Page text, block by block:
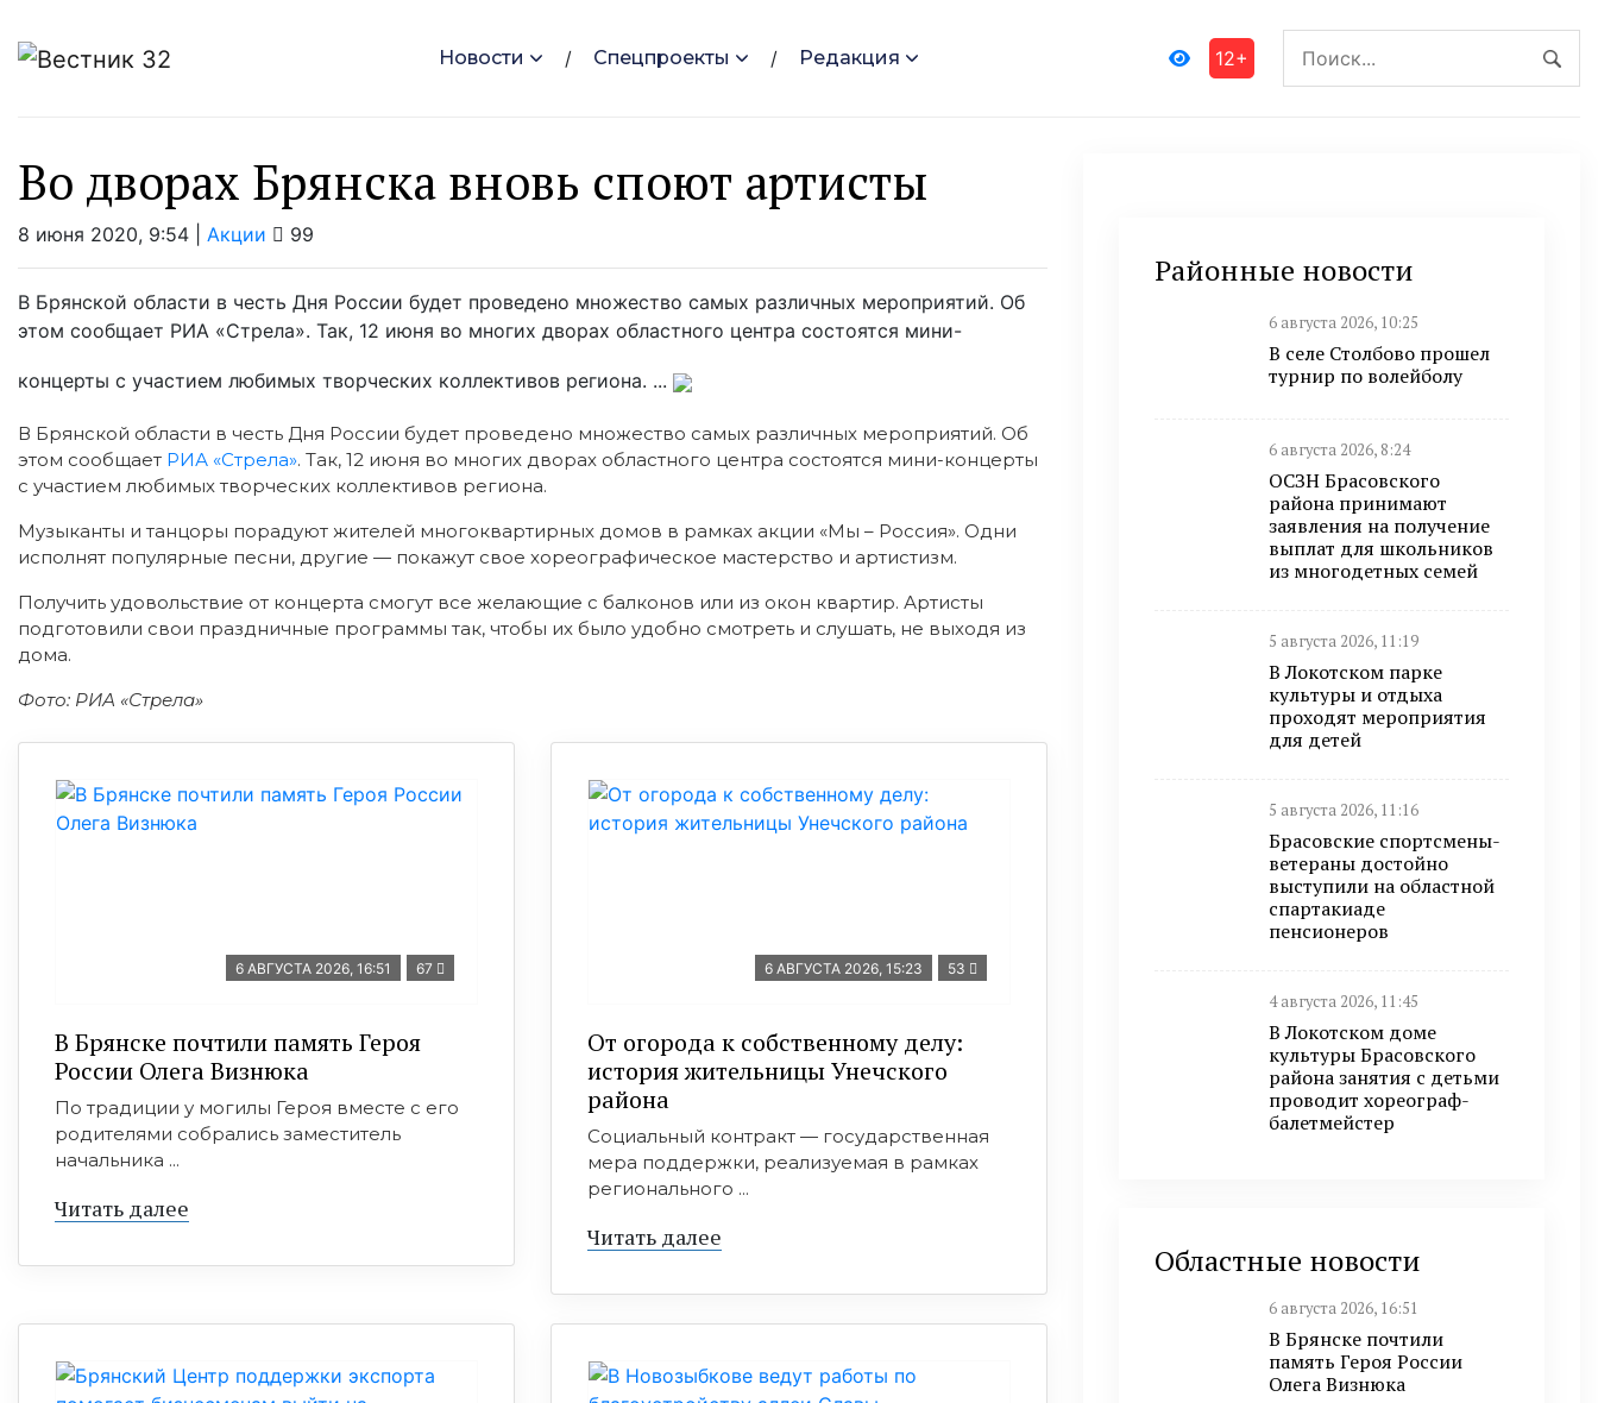
Новости Спецпроекты Редакция 12+
Во дворах Брянска вновь споют артисты
8 июня 2020, 9:54 | Акции 99
В Брянской области в честь Дня России будет проведено множество самых различных мероприятий. Об
этом сообщает РИА «Стрела». Так, 12 июня во многих дворах областного центра состоятся мини-
концерты с участием любимых творческих коллективов региона. ...
В Брянской области в честь Дня России будет проведено множество самых различных мероприятий. Об
этом сообщает РИА «Стрела». Так, 12 июня во многих дворах областного центра состоятся мини-концерты
с участием любимых творческих коллективов региона.
Музыканты и танцоры порадуют жителей многоквартирных домов в рамках акции «Мы – Россия». Одни
исполнят популярные песни, другие — покажут свое хореографическое мастерство и артистизм.
Получить удовольствие от концерта смогут все желающие с балконов или из окон квартир. Артисты
подготовили свои праздничные программы так, чтобы их было удобно смотреть и слушать, не выходя из
дома.
Фото: РИА «Стрела»
6 АВГУСТА 2026, 16:51 67
В Брянске почтили память Героя
России Олега Визнюка
По традиции у могилы Героя вместе с его
родителями собрались заместитель
начальника ...
Читать далее
6 АВГУСТА 2026, 15:23 53
От огорода к собственному делу:
история жительницы Унечского
района
Социальный контракт — государственная
мера поддержки, реализуемая в рамках
регионального ...
Читать далее
Районные новости
6 августа 2026, 10:25
В селе Столбово прошел
турнир по волейболу
6 августа 2026, 8:24
ОСЗН Брасовского
района принимают
заявления на получение
выплат для школьников
из многодетных семей
5 августа 2026, 11:19
В Локотском парке
культуры и отдыха
проходят мероприятия
для детей
5 августа 2026, 11:16
Брасовские спортсмены-
ветераны достойно
выступили на областной
спартакиаде
пенсионеров
4 августа 2026, 11:45
В Локотском доме
культуры Брасовского
района занятия с детьми
проводит хореограф-
балетмейстер
Областные новости
6 августа 2026, 16:51
В Брянске почтили
память Героя России
Олега Визнюка